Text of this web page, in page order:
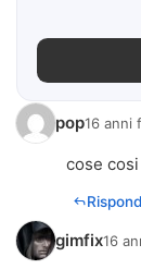
pop16 anni
cose
gimfix16